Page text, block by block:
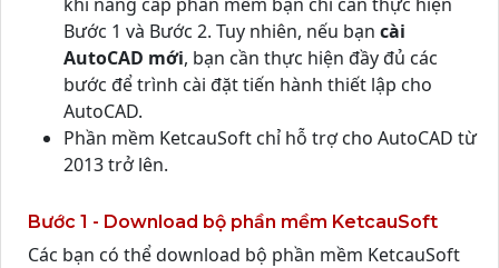
Bước 1 và Bước 2. Tuy nhiên, nếu bạn cài
AutoCAD mới, bạn cần thực hiện đầy đủ các
bước để trình cài đặt tiến hành thiết lập cho
AutoCAD.
Phần mềm KetcauSoft chỉ hỗ trợ cho AutoCAD từ
2013 trở lên.
Bước 1 - Download bộ phần mềm KetcauSoft
Các bạn có thể download bộ phần mềm KetcauSoft